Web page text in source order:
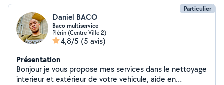
Particulier
Daniel BACO
Baco multiservice
Plérin (Centre Ville 2)
4,8/5 (5 avis)
Présentation
Bonjour je vous propose mes services dans le nettoyage
interieur et extérieur de votre vehicule, aide en